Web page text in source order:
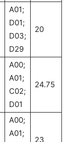
A01;
D01;
D03;
D29
20
A00;
A01;
C02;
D01
24.75
A00;
A01;
23